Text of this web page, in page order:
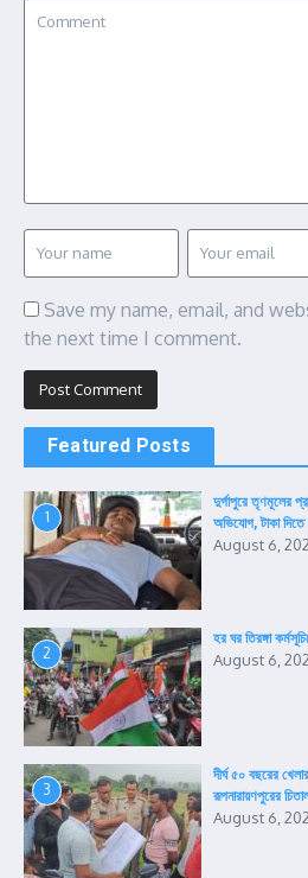
Save my name, email, and
the next time I comment.
Featured Posts
1
দুর্গাপুরে তৃণমূলের
অভিযোগ, টাকা
August 6,
2
হর ঘর তিরঙ্গা
August 6,
3
দীর্ঘ ৫০ বছরের
রূপনারায়ণপুরের
August 6,